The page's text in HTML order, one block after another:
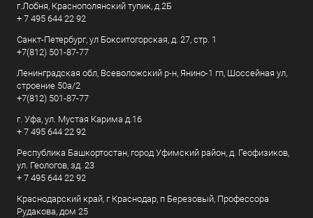
г.Лобня, Краснополянский тупик, д.2Б
+ 7 495 644 22 92
Санкт-Петербург, ул Бокситогорская, д. 27, стр. 1
+7(812) 501-87-77
Ленинградская обл, Всеволожский р-н, Янино-1 гп, Шоссейная ул,
строение 50а/2
+7(812) 501-87-77
г. Уфа, ул. Мустая Карима д.16
+ 7 495 644 22 92
Республика Башкортостан, город Уфимский район, д. Геофизиков,
ул. Геологов, зд. 23
+ 7 495 644 22 92
Краснодарский край, г Краснодар, п Березовый, Профессора
Рудакова, дом 25